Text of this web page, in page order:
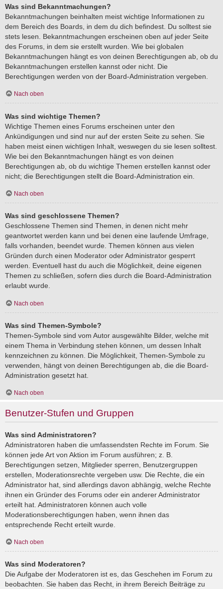
Was sind Bekanntmachungen?
Bekanntmachungen beinhalten meist wichtige Informationen zu
dem Bereich des Boards, in dem du dich befindest. Du solltest sie
stets lesen. Bekanntmachungen erscheinen oben auf jeder Seite
des Forums, in dem sie erstellt wurden. Wie bei globalen
Bekanntmachungen hängt es von deinen Berechtigungen ab, ob du
Bekanntmachungen erstellen kannst oder nicht. Die
Berechtigungen werden von der Board-Administration vergeben.
Nach oben
Was sind wichtige Themen?
Wichtige Themen eines Forums erscheinen unter den
Ankündigungen und sind nur auf der ersten Seite zu sehen. Sie
haben meist einen wichtigen Inhalt, weswegen du sie lesen solltest.
Wie bei den Bekanntmachungen hängt es von deinen
Berechtigungen ab, ob du wichtige Themen erstellen kannst oder
nicht; die Berechtigungen stellt die Board-Administration ein.
Nach oben
Was sind geschlossene Themen?
Geschlossene Themen sind Themen, in denen nicht mehr
geantwortet werden kann und bei denen eine laufende Umfrage,
falls vorhanden, beendet wurde. Themen können aus vielen
Gründen durch einen Moderator oder Administrator gesperrt
werden. Eventuell hast du auch die Möglichkeit, deine eigenen
Themen zu schließen, sofern dies durch die Board-Administration
erlaubt wurde.
Nach oben
Was sind Themen-Symbole?
Themen-Symbole sind vom Autor ausgewählte Bilder, welche mit
einem Thema in Verbindung stehen können, um dessen Inhalt
kennzeichnen zu können. Die Möglichkeit, Themen-Symbole zu
verwenden, hängt von deinen Berechtigungen ab, die die Board-
Administration gesetzt hat.
Nach oben
Benutzer-Stufen und Gruppen
Was sind Administratoren?
Administratoren haben die umfassendsten Rechte im Forum. Sie
können jede Art von Aktion im Forum ausführen; z. B.
Berechtigungen setzen, Mitglieder sperren, Benutzergruppen
erstellen, Moderationsrechte vergeben usw. Die Rechte, die ein
Administrator hat, sind allerdings davon abhängig, welche Rechte
ihnen ein Gründer des Forums oder ein anderer Administrator
erteilt hat. Administratoren können auch volle
Moderationsberechtigungen haben, wenn ihnen das
entsprechende Recht erteilt wurde.
Nach oben
Was sind Moderatoren?
Die Aufgabe der Moderatoren ist es, das Geschehen im Forum zu
beobachten. Sie haben das Recht, in ihrem Bereich Beiträge zu